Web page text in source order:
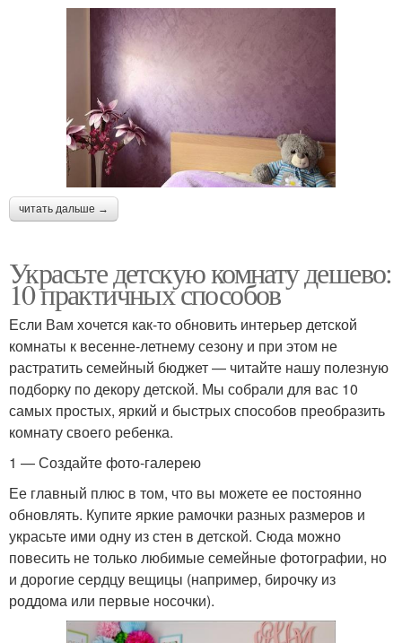
читать дальше →
Украсьте детскую комнату дешево:
10 практичных способов
Если Вам хочется как-то обновить интерьер детской
комнаты к весенне-летнему сезону и при этом не
растратить семейный бюджет — читайте нашу полезную
подборку по декору детской. Мы собрали для вас 10
самых простых, яркий и быстрых способов преобразить
комнату своего ребенка.
1 — Создайте фото-галерею
Ее главный плюс в том, что вы можете ее постоянно
обновлять. Купите яркие рамочки разных размеров и
украсьте ими одну из стен в детской. Сюда можно
повесить не только любимые семейные фотографии, но
и дорогие сердцу вещицы (например, бирочку из
роддома или первые носочки).